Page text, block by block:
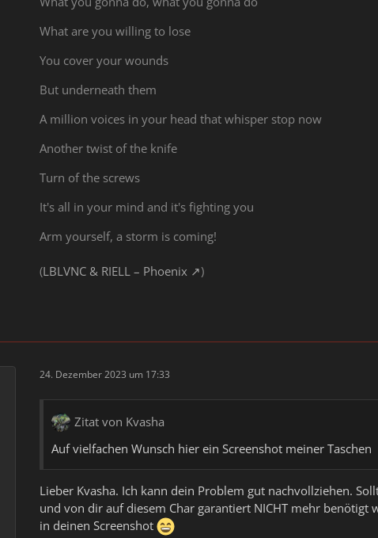
What are you willing to lose
You cover your wounds
But underneath them
A million voices in your head that whisper stop now
Another twist of the knife
Turn of the screws
It's all in your mind and it's fighting you
Arm yourself, a storm is coming!
(LBLVNC & RIELL – Phoenix )
24. Dezember 2023 um 17:33
Zitat von Kvasha
Auf vielfachen Wunsch hier ein Screenshot meiner Taschen
Lieber Kvasha. Ich kann dein Problem gut nachvollziehen.
und von dir auf diesem Char garantiert NICHT mehr
in deinen Screenshot